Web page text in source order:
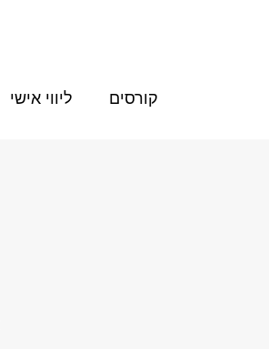
קורסים ליווי אישי